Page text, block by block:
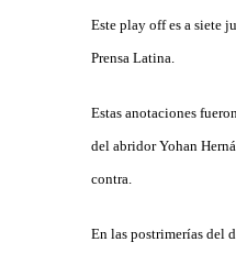
Este play off es a siete
Prensa Latina.
Estas anotaciones
del abridor Yohan
contra.
En las postrimerías del